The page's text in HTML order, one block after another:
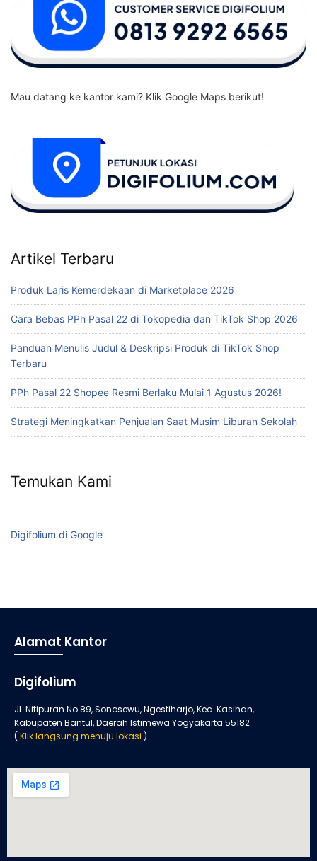
Mau datang ke kantor kami? Klik Google Maps berikut!
Artikel Terbaru
Produk Laris Kemerdekaan di Marketplace 2026
Cara Bebas PPh Pasal 22 di Tokopedia dan TikTok Shop 2026
Panduan Menulis Judul & Deskripsi Produk di TikTok Shop
Terbaru
PPh Pasal 22 Shopee Resmi Berlaku Mulai 1 Agustus 2026!
Strategi Meningkatkan Penjualan Saat Musim Liburan Sekolah
Temukan Kami
Digifolium di Google
Alamat Kantor
Digifolium
Jl. Nitipuran No.89, Sonosewu, Ngestiharjo, Kec. Kasihan,
Kabupaten Bantul, Daerah Istimewa Yogyakarta 55182
( Klik langsung menuju lokasi )